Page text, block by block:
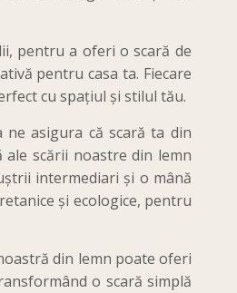
pentru a oferi o scară de
pentru casa ta. Fiecare
cu spațiul și stilul tău.
asigura că scară ta din
ale scării noastre din lemn
intermediari și o mână
și ecologice, pentru
din lemn poate oferi
o scară simplă